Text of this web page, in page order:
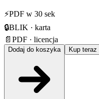
⚡PDF w 30 sek
🔒BLIK · karta
📄 PDF · licencja
Dodaj do koszyka Kup teraz